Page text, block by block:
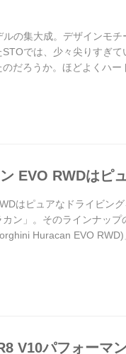
ルの集大成。デザインモ
では、少々尖りすぎ
だろうか。ほどよくハ
EVO RWDはピ
はピュアなドライビン
ン」。そのラインナッ
Huracan EVO RWD)
V10パフォー